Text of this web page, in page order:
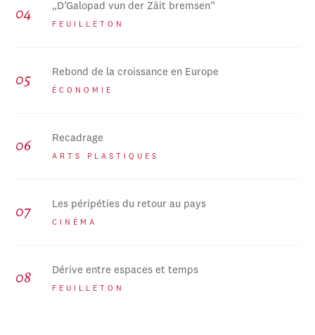
„D’Galopad vun der Zäit bremsen“
FEUILLETON
Rebond de la croissance en Europe
ÉCONOMIE
Recadrage
ARTS PLASTIQUES
Les péripéties du retour au pays
CINÉMA
Dérive entre espaces et temps
FEUILLETON